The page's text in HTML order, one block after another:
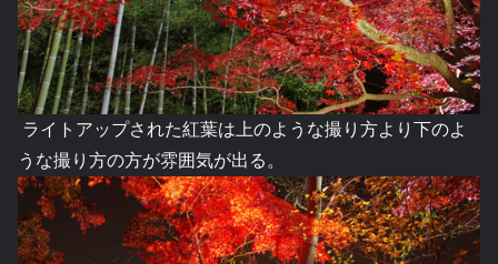
ライトアップされた紅葉は上のような撮り方より下のよ
うな撮り方の方が雰囲気が出る。